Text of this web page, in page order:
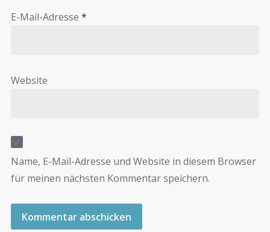
E-Mail-Adresse *
Website
Name, E-Mail-Adresse und Website in diesem Browser
für meinen nächsten Kommentar speichern.